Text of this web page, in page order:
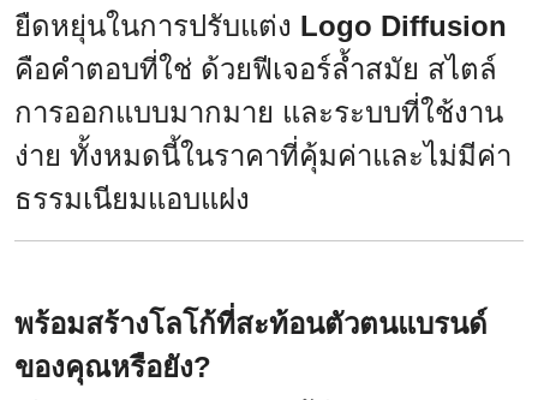
ยืดหยุ่นในการปรับแต่ง Logo Diffusion
คือคำตอบที่ใช่ ด้วยฟีเจอร์ล้ำสมัย สไตล์
การออกแบบมากมาย และระบบที่ใช้งาน
ง่าย ทั้งหมดนี้ในราคาที่คุ้มค่าและไม่มีค่า
ธรรมเนียมแอบแฝง
พร้อมสร้างโลโก้ที่สะท้อนตัวตนแบรนด์
ของคุณหรือยัง?